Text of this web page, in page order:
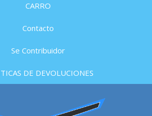
CARRO
Contacto
Se Contribuidor
DE DEVOLUCIONES